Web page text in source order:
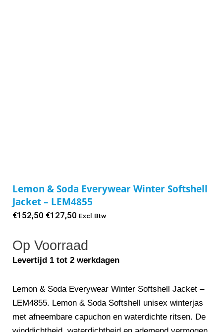
Lemon & Soda Everywear Winter Softshell
Jacket – LEM4855
€152,50 Oorspronkelijke
was:
€152,50.
€127,50 Huidige
is:
€127,50.
Excl.Btw
Op Voorraad
Levertijd 1 tot 2 werkdagen
Lemon & Soda Everywear Winter Softshell Jacket –
LEM4855. Lemon & Soda Softshell unisex winterjas
met afneembare capuchon en waterdichte ritsen. De